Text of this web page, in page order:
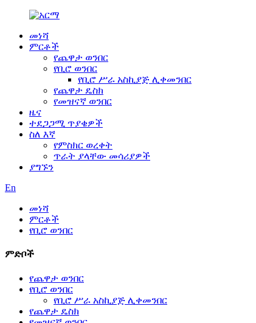
መነሻ
ምርቶች
የጨዋታ ወንበር
የቢሮ ወንበር
የቢሮ ሥራ አስኪያጅ ሊቀመንበር
የጨዋታ ዴስክ
የመዝናኛ ወንበር
ዜና
ተደጋጋሚ ጥያቄዎች
ስለ እኛ
የምስክር ወረቀት
ጥራት ያላቸው መሳሪያዎች
ያግኙን
En
መነሻ
ምርቶች
የቢሮ ወንበር
ምድቦች
የጨዋታ ወንበር
የቢሮ ወንበር
የቢሮ ሥራ አስኪያጅ ሊቀመንበር
የጨዋታ ዴስክ